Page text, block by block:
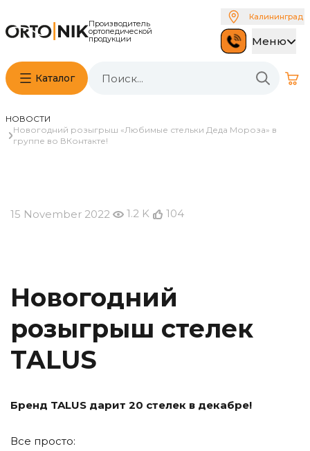
Производитель
ортопедической
продукции
Калининград
Меню
Каталог
НОВОСТИ
Новогодний розыгрыш «Любимые стельки Деда Мороза» в
группе во ВКонтакте!
15 November 2022 1.2 K 104
Новогодний
розыгрыш стелек
TALUS
Бренд TALUS дарит 20 стелек в декабре!
Все просто: